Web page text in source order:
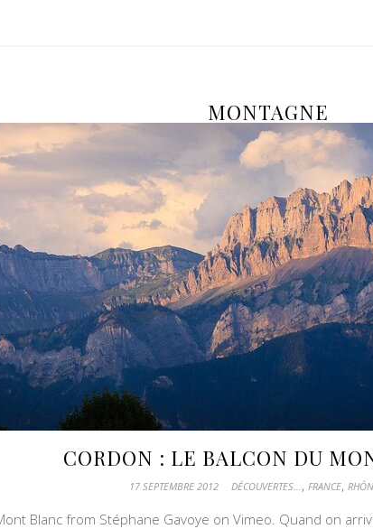
MONTAGNE
CORDON : LE BALCON DU
17 SEPTEMBRE 2012 DÉCOUVERTES..., FRANCE,
Blanc from Stéphane Gavoye on Vimeo. Quand on